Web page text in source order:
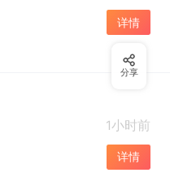
详情
1小时前
详情
分享